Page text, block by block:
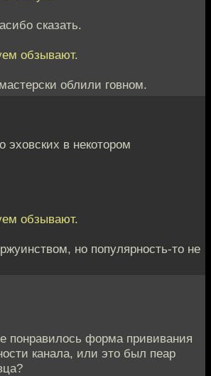
сказать.
обзывают.
облили говном.
эховских в некотором
обзывают.
но популярность-то не
понравилось форма прививания
канала, или это был пеар